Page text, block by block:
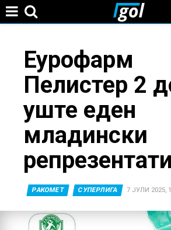
here
Еурофарм
Пелистер 2
уште еден
младински
РАКОМЕТ СУПЕРЛИГА 7 ЈУЛИ 2025,